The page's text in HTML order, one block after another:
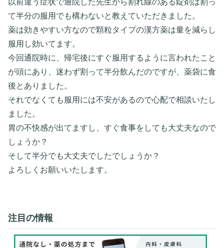
て半分の服用でも構わないと教えていただきました。
薬は効きやすい方なので顆粒タイプの漢方薬は量を減らし
服用し効いてます。
今回通院時に、帰宅後にすぐ服用するように言われたこと
が頭にあり、迷わず割って半分飲んだのですが、薬袋に食
後とありました。
それでなくても服用には不安があるので心配で相談いたし
ました。
胃の不快感が出てますし、すぐ食事をしても大丈夫なので
しょうか？
そして半分でも大丈夫でしたでしょうか？
よろしくお願いいたします。
注目の情報